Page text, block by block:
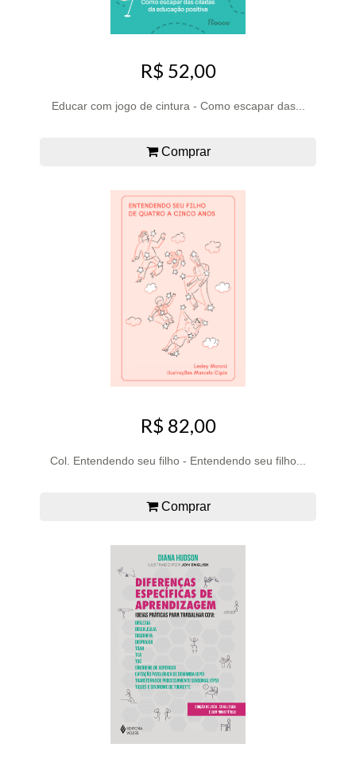
R$ 52,00
Educar com jogo de cintura - Como escapar das...
Comprar
R$ 82,00
Col. Entendendo seu filho - Entendendo seu filho...
Comprar